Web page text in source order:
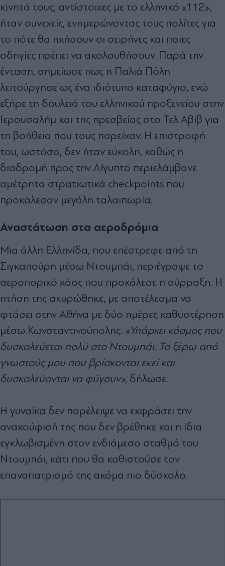
κινητά τους, αντίστοιχες με το ελληνικό «112»,
ήταν συνεχείς, ενημερώνοντας τους πολίτες για
το πότε θα ηχήσουν οι σειρήνες και ποιες
οδηγίες πρέπει να ακολουθήσουν. Παρά την
ένταση, σημείωσε πως η Παλιά Πόλη
λειτούργησε ως ένα ιδιότυπο καταφύγιο, ενώ
εξήρε τη δουλειά του ελληνικού προξενείου στην
Ιερουσαλήμ και της πρεσβείας στο Τελ Αβίβ για
τη βοήθεια που τους παρείχαν. Η επιστροφή
του, ωστόσο, δεν ήταν εύκολη, καθώς η
διαδρομή προς την Αίγυπτο περιελάμβανε
αμέτρητα στρατιωτικά checkpoints που
προκάλεσαν μεγάλη ταλαιπωρία.
Αναστάτωση στα αεροδρόμια
Μια άλλη Ελληνίδα, που επέστρεφε από τη
Σιγκαπούρη μέσω Ντουμπάι, περιέγραψε το
αεροπορικό χάος που προκάλεσε η σύρραξη. Η
πτήση της ακυρώθηκε, με αποτέλεσμα να
φτάσει στην Αθήνα με δύο ημέρες καθυστέρηση
μέσω Κωνσταντινούπολης. «Υπάρχει κόσμος που
δυσκολεύεται πολύ στο Ντουμπάι. Το ξέρω από
γνωστούς μου που βρίσκονται εκεί και
δυσκολεύονται να φύγουν», δήλωσε.
Η γυναίκα δεν παρέλειψε να εκφράσει την
ανακούφισή της που δεν βρέθηκε και η ίδια
εγκλωβισμένη στον ενδιάμεσο σταθμό του
Ντουμπάι, κάτι που θα καθιστούσε τον
επαναπατρισμό της ακόμα πιο δύσκολο.